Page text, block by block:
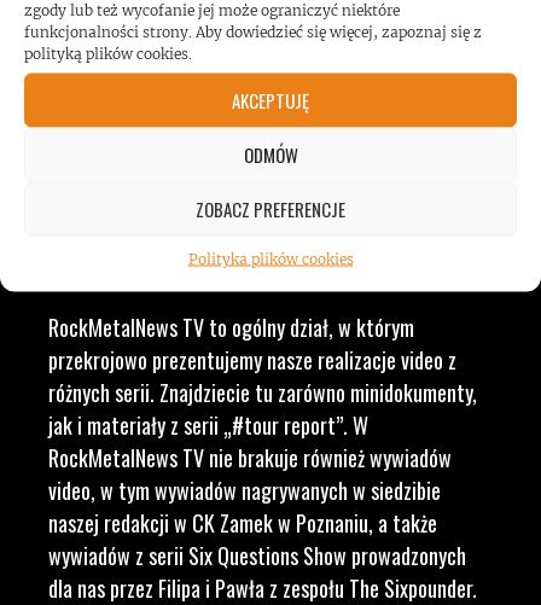
zgody lub też wycofanie jej może ograniczyć niektóre
funkcjonalności strony. Aby dowiedzieć się więcej, zapoznaj się z
polityką plików cookies.
AKCEPTUJĘ
ODMÓW
ZOBACZ PREFERENCJE
Polityka plików cookies
LUDZI ZWIĄZANYCH Z
MUZYKĄ, BY DOSTARCZAĆ
WAM NAJLEPSZE TREŚCI
RockMetalNews TV to ogólny dział, w którym
przekrojowo prezentujemy nasze realizacje video z
różnych serii. Znajdziecie tu zarówno minidokumenty,
jak i materiały z serii „#tour report”. W
RockMetalNews TV nie brakuje również wywiadów
video, w tym wywiadów nagrywanych w siedzibie
naszej redakcji w CK Zamek w Poznaniu, a także
wywiadów z serii Six Questions Show prowadzonych
dla nas przez Filipa i Pawła z zespołu The Sixpounder.